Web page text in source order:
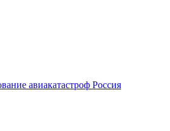
авиакатастроф Россия